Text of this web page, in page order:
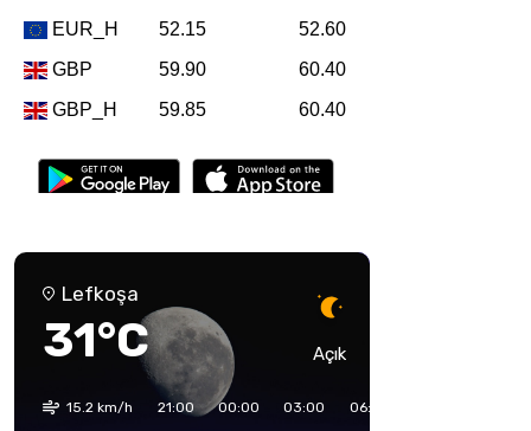
Lefkoşa
31°C Açık
15.2 km/h 21:00 00:00 03:00 06:00